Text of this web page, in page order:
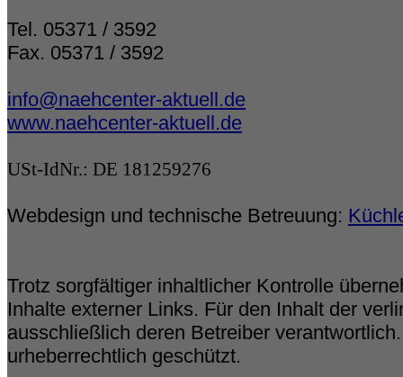
Tel. 05371 / 3592
Fax. 05371 / 3592
info@naehcenter-aktuell.de
www.naehcenter-aktuell.de
USt-IdNr.: DE 181259276
Webdesign und technische Betreuung:
Trotz sorgfältiger inhaltlicher Kontrolle
Inhalte externer Links. Für den Inhalt der
ausschließlich deren Betreiber
urheberrechtlich geschützt.